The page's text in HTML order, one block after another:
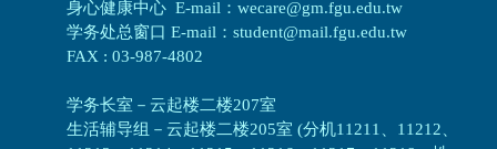
身心健康中心 E-mail：wecare@gm.fgu.edu.tw
学务处总窗口 E-mail：student@mail.fgu.edu.tw
FAX : 03-987-4802
学务长室－云起楼二楼207室
生活辅导组 － 云起楼二楼205室 (分机11211、11212、